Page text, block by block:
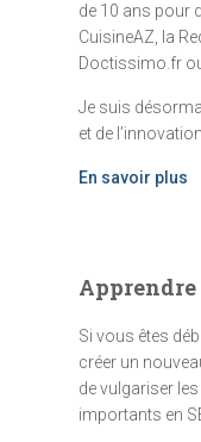
de 10 ans pour
CuisineAZ, la
Doctissimo.fr
Je suis
et de
En savoir plus
Apprendre
Si vous êtes
créer un
de vulgariser
importants en